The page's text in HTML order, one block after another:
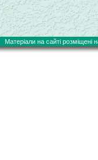
Матеріали на сайті